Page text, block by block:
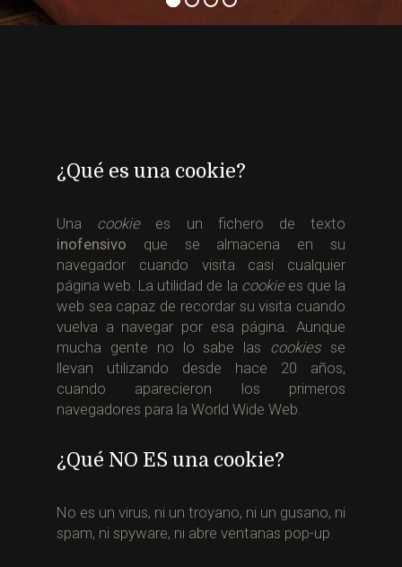
¿Qué es una cookie?
Una cookiees un fichero de texto
inofensivo que se almacena en su
navegador cuando visita casi cualquier
página web. La utilidad de la cookiees que la
web sea capaz de recordar su visita cuando
vuelva a navegar por esa página. Aunque
mucha gente no lo sabe las cookies se
llevan utilizando desde hace 20 años,
cuando aparecieron los primeros
navegadores para la World Wide Web.
¿Qué NO ES una cookie?
No es un virus, ni un troyano, ni un gusano, ni
spam, ni spyware, ni abre ventanas pop-up.